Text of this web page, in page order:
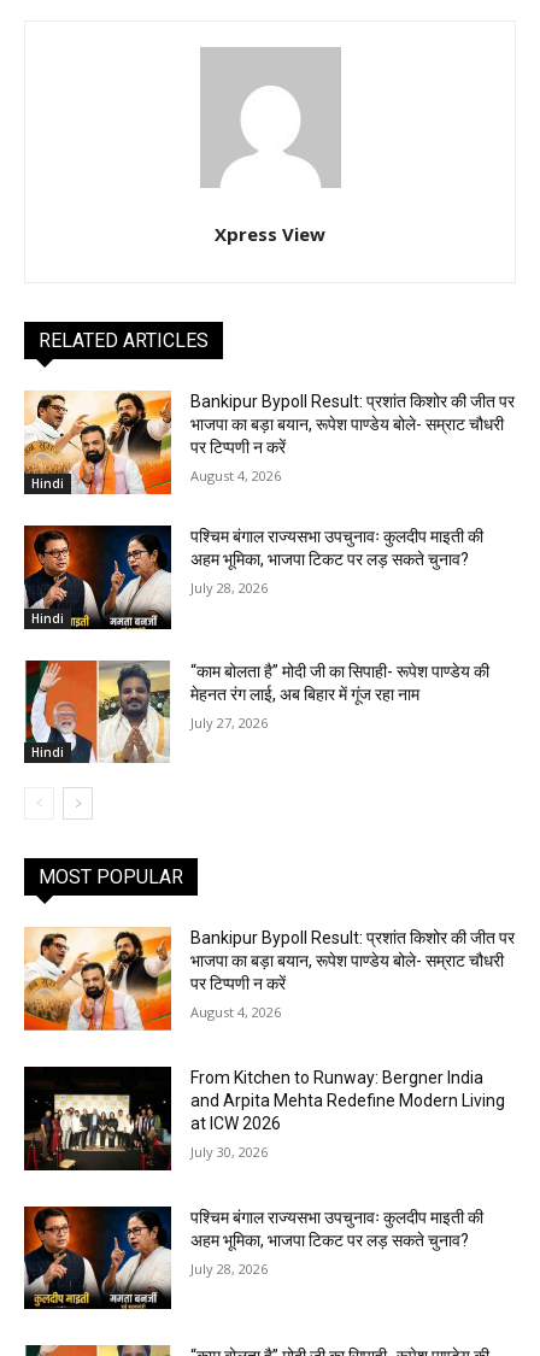
Xpress View
RELATED ARTICLES
Hindi
Bankipur Bypoll Result: प्रशांत किशोर की जीत पर
भाजपा का बड़ा बयान, रूपेश पाण्डेय बोले- सम्राट चौधरी
पर टिप्पणी न करें
August 4, 2026
Hindi
पश्चिम बंगाल राज्यसभा उपचुनावः कुलदीप माइती की
अहम भूमिका, भाजपा टिकट पर लड़ सकते चुनाव?
July 28, 2026
Hindi
“काम बोलता है” मोदी जी का सिपाही- रूपेश पाण्डेय की
मेहनत रंग लाई, अब बिहार में गूंज रहा नाम
July 27, 2026
MOST POPULAR
Bankipur Bypoll Result: प्रशांत किशोर की जीत पर
भाजपा का बड़ा बयान, रूपेश पाण्डेय बोले- सम्राट चौधरी
पर टिप्पणी न करें
August 4, 2026
From Kitchen to Runway: Bergner India
and Arpita Mehta Redefine Modern Living
at ICW 2026
July 30, 2026
पश्चिम बंगाल राज्यसभा उपचुनावः कुलदीप माइती की
अहम भूमिका, भाजपा टिकट पर लड़ सकते चुनाव?
July 28, 2026